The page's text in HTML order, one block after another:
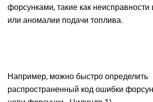
форсунками, такие как
или аномалии подачи топлива.
Например, можно быстро определить
распространенный код ошибки